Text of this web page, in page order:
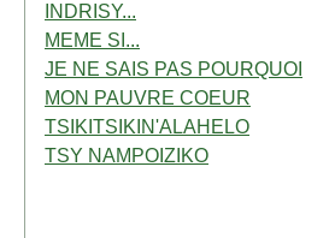
INDRISY...
MEME SI...
JE NE SAIS PAS POURQUOI
MON PAUVRE COEUR
TSIKITSIKIN'ALAHELO
TSY NAMPOIZIKO